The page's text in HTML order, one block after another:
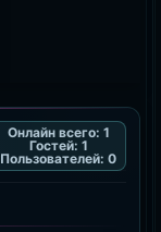
Онлайн всего: 1
Гостей: 1
Пользователей: 0